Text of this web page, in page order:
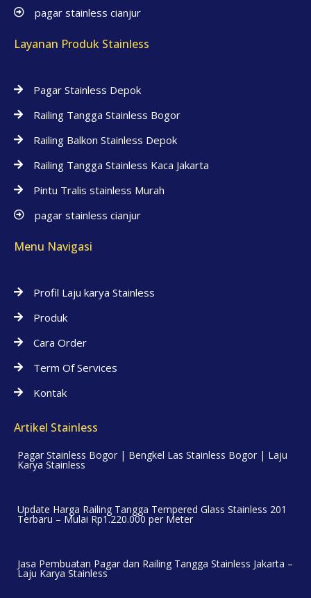
pagar stainless cianjur
Layanan Produk Stainless
Pagar Stainless Depok
Railing Tangga Stainless Bogor
Railing Balkon Stainless Depok
Railing Tangga Stainless Kaca Jakarta
Pintu Tralis stainless Murah
pagar stainless cianjur
Menu Navigasi
Profil Laju karya Stainless
Produk
Cara Order
Term Of Services
Kontak
Artikel Stainless
Pagar Stainless Bogor | Bengkel Las Stainless Bogor | Laju
Karya Stainless
Update Harga Railing Tangga Tempered Glass Stainless 201
Terbaru – Mulai Rp1.220.000 per Meter
Jasa Pembuatan Pagar dan Railing Tangga Stainless Jakarta –
Laju Karya Stainless